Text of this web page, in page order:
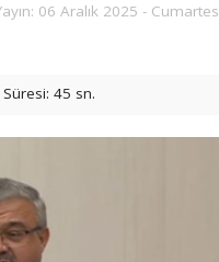
06 Aralık 2025 -
45 sn.